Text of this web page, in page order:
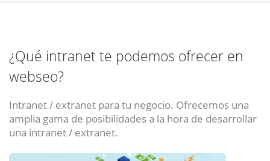
¿Qué intranet te podemos ofrecer en
webseo?
Intranet / extranet para tu negocio. Ofrecemos una
amplia gama de posibilidades a la hora de desarrollar
una intranet / extranet.